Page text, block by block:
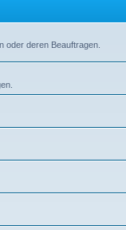
oder deren Beauftragen.